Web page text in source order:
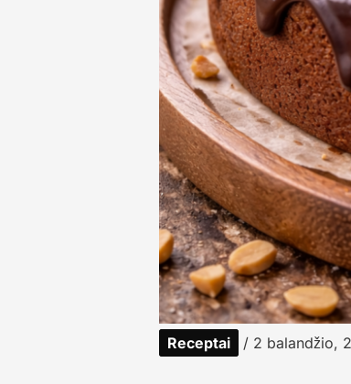
Receptai / 2 balandžio,